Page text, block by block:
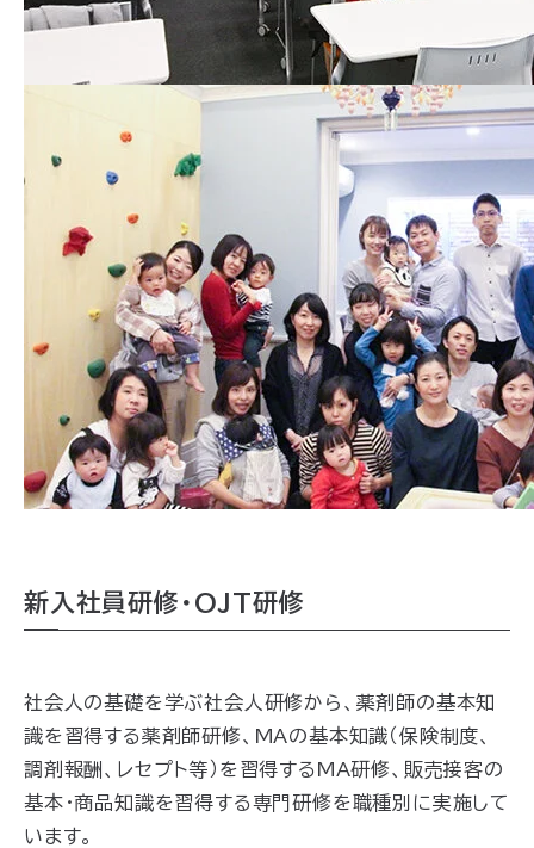
新入社員研修・OJT研修
社会人の基礎を学ぶ社会人研修から、薬剤師の基本知
識を習得する薬剤師研修、MAの基本知識（保険制度、
調剤報酬、レセプト等）を習得するMA研修、販売接客の
基本・商品知識を習得する専門研修を職種別に実施して
います。